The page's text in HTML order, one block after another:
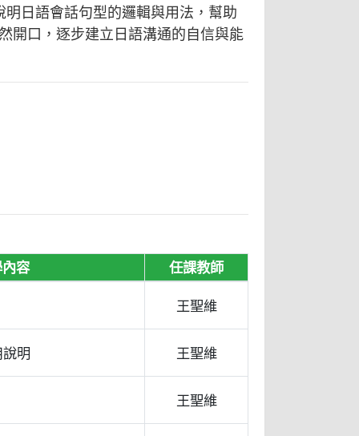
日語會話句型的邏輯與用法，幫助
開口，逐步建立日語溝通的自信與能
容 任課教師
王聖維
明 王聖維
王聖維